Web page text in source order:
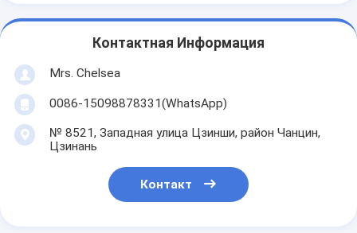
Контактная Информация
Mrs. Chelsea
0086-15098878331(WhatsApp)
№ 8521, Западная улица Цзинши, район Чанцин,
Цзинань
Контакт